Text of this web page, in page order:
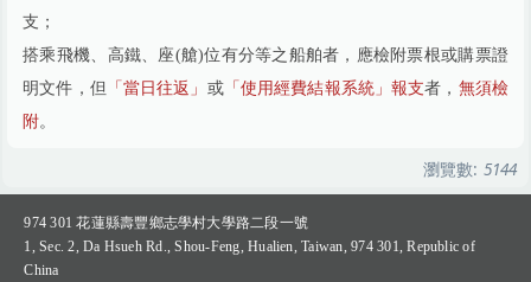
表格下載Sheet Download
SOP 標準作業程序 Standard Operating Procedures
Q&A專區(Q＆A Zone)
支；
搭乘飛機、高鐵、座(艙)位有分等之船舶者，應檢附票根或購票證
明文件，但
「當日往返」 或「使用經費結報系統」報支者， 無須檢
附。
瀏覽數: 5144
974 301花蓮縣壽豐鄉志學村大學路二段一號
1, Sec. 2, Da Hsueh Rd., Shou-Feng, Hualien, Taiwan, 974 301, Republic of
China